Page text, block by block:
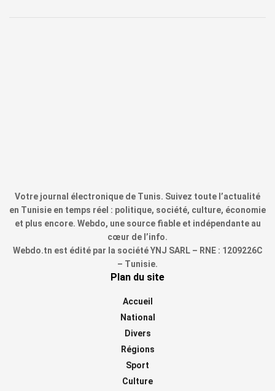
Votre journal électronique de Tunis. Suivez toute l’actualité
en Tunisie en temps réel : politique, société, culture, économie
et plus encore. Webdo, une source fiable et indépendante au
cœur de l’info.
Webdo.tn est édité par la société YNJ SARL – RNE : 1209226C
– Tunisie.
Plan du site
Accueil
National
Divers
Régions
Sport
Culture